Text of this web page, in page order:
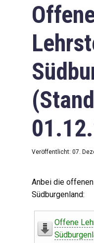
Veröffentlicht: 07.
Anbei die
Südburgenland:
Offene